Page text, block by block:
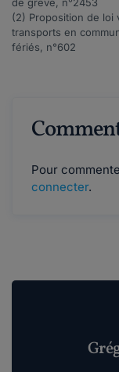
(2) Proposition de loi
transports en
fériés, n°602
Pour
connecter.